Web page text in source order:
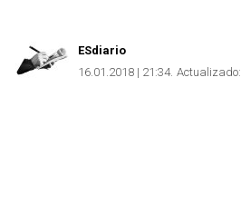
ESdiario
16.01.2018 | 21:34 Actualizado: